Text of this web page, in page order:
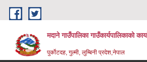
Skip to main content
मदाने गाउँपालिका गाउँकार्यपालिकाको
पुर्कोटदह, गुल्मी, लुम्बिनी प्रदेश,नेपाल